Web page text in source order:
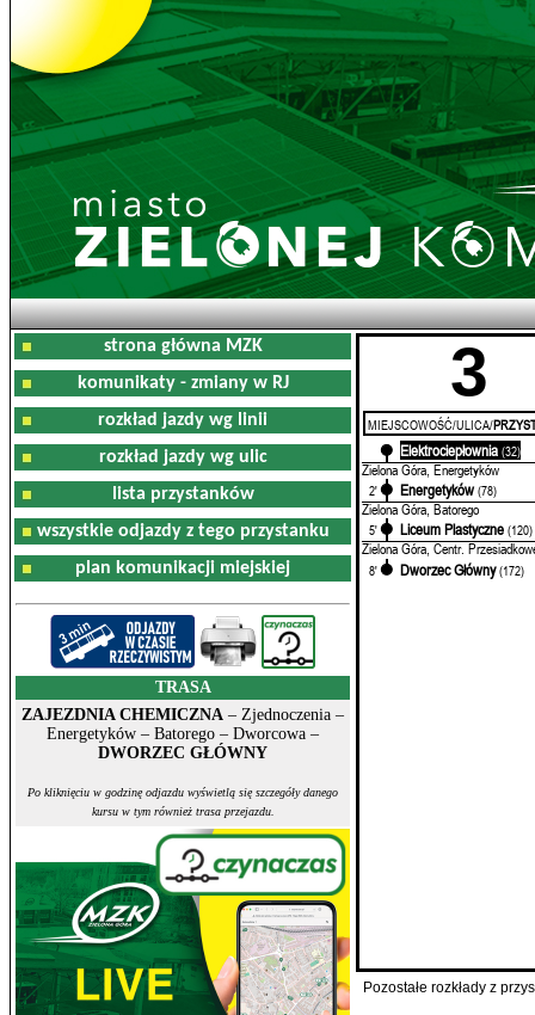
strona główna MZK
komunikaty - zmiany w RJ
rozkład jazdy wg linii
rozkład jazdy wg ulic
lista przystanków
wszystkie odjazdy z tego przystanku
plan komunikacji miejskiej
TRASA
ZAJEZDNIA CHEMICZNA – Zjednoczenia –
Energetyków – Batorego – Dworcowa –
DWORZEC GŁÓWNY
Po kliknięciu w godzinę odjazdu wyświetlą się szczegóły danego
kursu w tym również trasa przejazdu.
3
MIEJSCOWOŚĆ/ULICA/
Elektrociepłownia (32)
Zielona Góra, Energetyków
2' Energetyków (78)
Zielona Góra, Batorego
5' Liceum Plastyczne (120)
Zielona Góra, Centr.
8' Dworzec Główny (172)
Pozostałe rozkłady z